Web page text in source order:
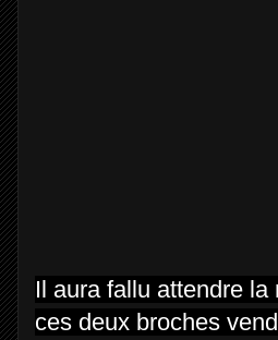
Il aura fallu attendre
ces deux broches